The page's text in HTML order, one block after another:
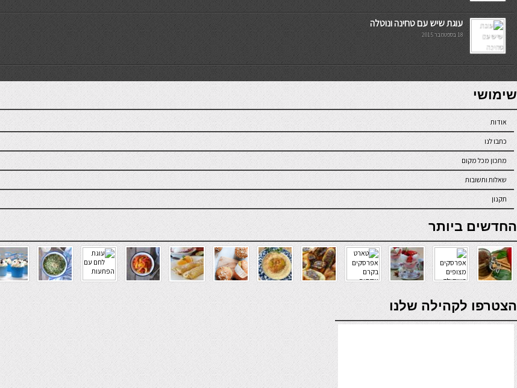
עוגת שיש עם טחינה ונוטלה
18 בספטמבר 2015
7slots
seriöse online casinos österreich
שימושי
אודות
כתבו לנו
מתכון מכל מקום
שאלות ותשובות
תקנון
online casino
החדשים ביותר
verde casino
הצטרפו לקהילה שלנו